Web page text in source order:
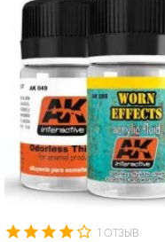
1 ОТЗЫВ